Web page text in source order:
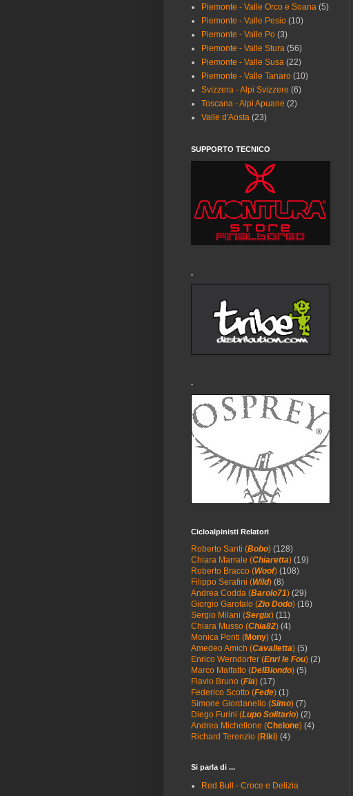
Piemonte - Valle Orco e Soana (5)
Piemonte - Valle Pesio (10)
Piemonte - Valle Po (3)
Piemonte - Valle Stura (56)
Piemonte - Valle Susa (22)
Piemonte - Valle Tanaro (10)
Svizzera - Alpi Svizzere (6)
Toscana - Alpi Apuane (2)
Valle d'Aosta (23)
SUPPORTO TECNICO
.
.
Cicloalpinisti Relatori
Roberto Santi (Bobo) (128)
Chiara Marrale (Chiaretta) (19)
Roberto Bracco (Woof) (108)
Filippo Serafini (Wild) (8)
Andrea Codda (Barolo71) (29)
Giorgio Garofalo (Zio Dodo) (16)
Sergio Milani (Sergix) (11)
Chiara Musso (Chia82) (4)
Monica Ponti (Mony) (1)
Amedeo Amich (Cavalletta) (5)
Enrico Werndorfer (Enri le Fou) (2)
Marco Malfatto (DelBiondo) (5)
Flavio Bruno (Fla) (17)
Federico Scotto (Fede) (1)
Simone Giordanello (Simo) (7)
Diego Furini (Lupo Solitario) (2)
Andrea Michellone (Chelone) (4)
Richard Terenzio (Riki) (4)
Si parla di ...
Red Bull - Croce e Delizia